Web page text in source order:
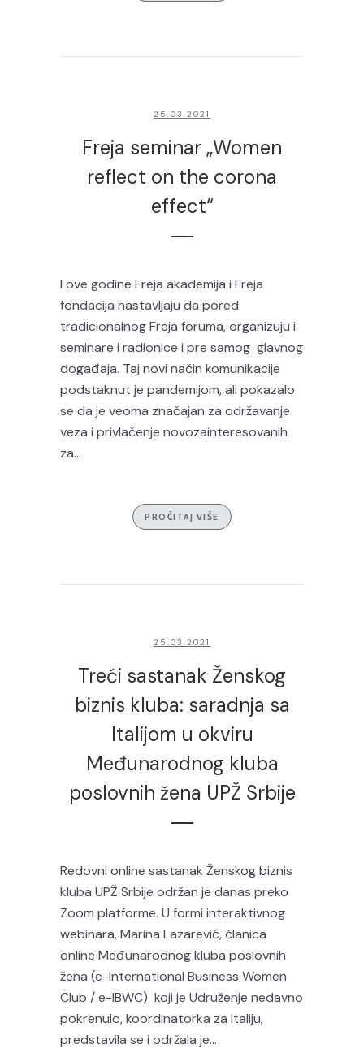
25.03.2021
Freja seminar „Women
reflect on the corona
effect“
I ove godine Freja akademija i Freja
fondacija nastavljaju da pored
tradicionalnog Freja foruma, organizuju i
seminare i radionice i pre samog glavnog
događaja. Taj novi način komunikacije
podstaknut je pandemijom, ali pokazalo
se da je veoma značajan za održavanje
veza i privlačenje novozainteresovanih
za...
PROČITAJ VIŠE
25.03.2021
Treći sastanak Ženskog
biznis kluba: saradnja sa
Italijom u okviru
Međunarodnog kluba
poslovnih žena UPŽ Srbije
Redovni online sastanak Ženskog biznis
kluba UPŽ Srbije održan je danas preko
Zoom platforme. U formi interaktivnog
webinara, Marina Lazarević, članica
online Međunarodnog kluba poslovnih
žena (e-International Business Women
Club / e-IBWC) koji je Udruženje nedavno
pokrenulo, koordinatorka za Italiju,
predstavila se i održala je...